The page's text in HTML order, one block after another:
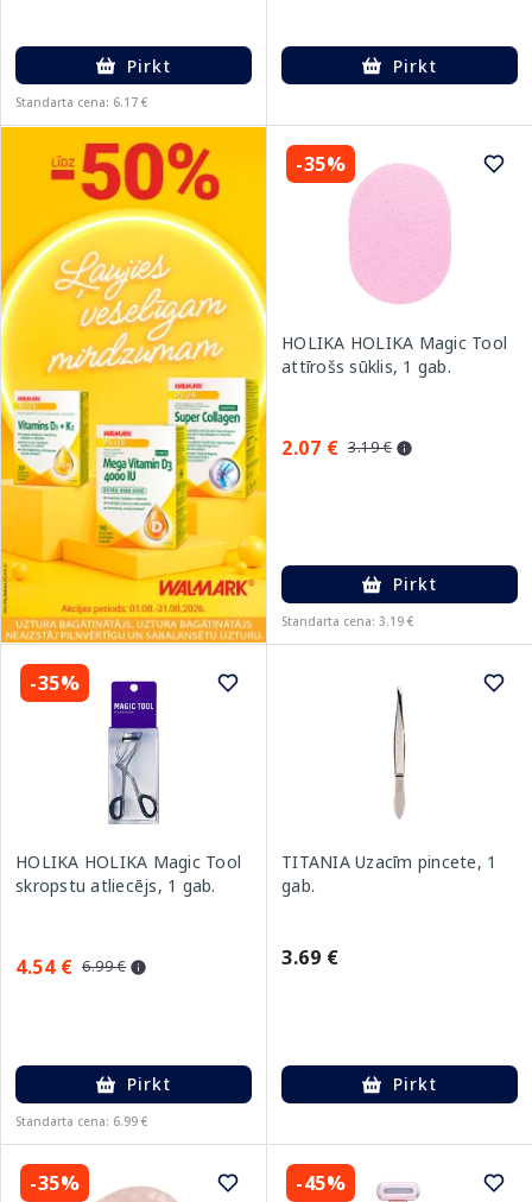
Pirkt
Standarta cena: 6.17 €
Pirkt
-35%
HOLIKA HOLIKA Magic Tool
attīrošs sūklis, 1 gab.
2.07 € 3.19 €
Pirkt
Standarta cena: 3.19 €
-35%
HOLIKA HOLIKA Magic Tool
skropstu atliecējs, 1 gab.
4.54 € 6.99 €
Pirkt
Standarta cena: 6.99 €
TITANIA Uzacīm pincete, 1
gab.
3.69 €
Pirkt
-35% -45%